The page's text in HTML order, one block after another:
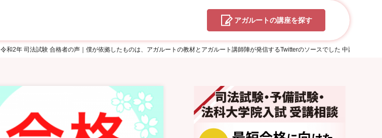
アガルートの講座を探す
令和2年 司法試験 合格者の声｜僕が依拠したものは、アガルートの教材とアガルート講師陣が発信するTwitterのソースでした 中西 大地さん